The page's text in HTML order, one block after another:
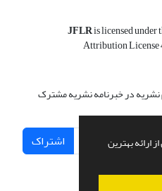
ارائه بهترین
JFLRis licensed under
Attribution
نشریه در خبرنامه نشریه مشترک
اشتراک